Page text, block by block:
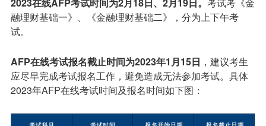
2023在线AFP考试时间为2月18日、2月19日。 考试考《金
融理财基础一》、《金融理财基础二》，分为上下午考
试。
AFP在线考试报名截止时间为2023年1月15日 ，建议考生
应尽早完成考试报名工作，避免造成无法参加考试。具体
2023年AFP在线考试时间及报名时间如下图：